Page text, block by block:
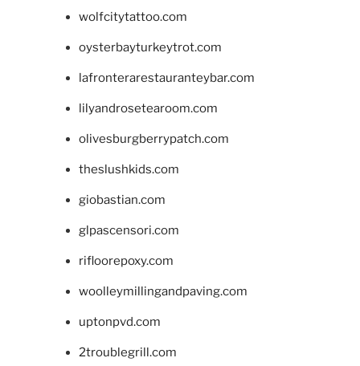
wolfcitytattoo.com
oysterbayturkeytrot.com
lafronterarestauranteybar.com
lilyandrosetearoom.com
olivesburgberrypatch.com
theslushkids.com
giobastian.com
glpascensori.com
rifloorepoxy.com
woolleymillingandpaving.com
uptonpvd.com
2troublegrill.com